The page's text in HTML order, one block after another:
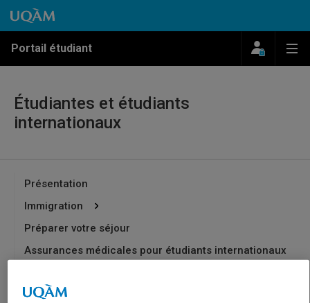
Passer au contenu
Accéder au menu principal
Accéder à la recherche
Passer au contenu
Accéder au menu principal
Portail étudiant Menu
Étudiantes et étudiants
internationaux
Présentation
Immigration
Préparer votre séjour
Assurances médicales pour étudiants internationaux
Programme d’accueil ALLÔ!